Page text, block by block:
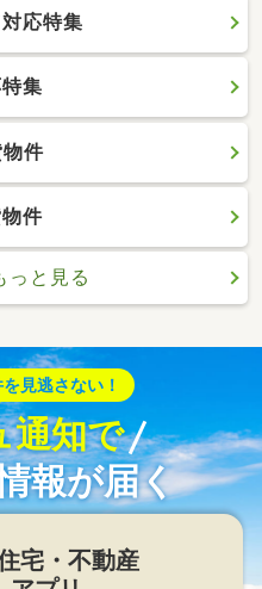
応特集
集
件
件
っと見る
見逃さない！
通知で
報が届く
宅・不動産